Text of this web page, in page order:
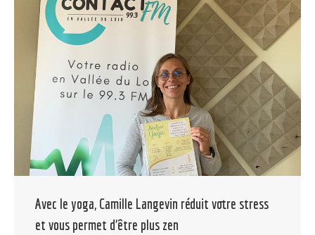
Avec le yoga, Camille Langevin réduit votre stress
et vous permet d’être plus zen